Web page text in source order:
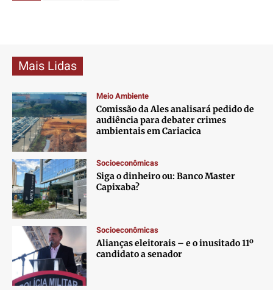
Mais Lidas
Meio Ambiente
Comissão da Ales analisará pedido de
audiência para debater crimes
ambientais em Cariacica
Socioeconômicas
Siga o dinheiro ou: Banco Master
Capixaba?
Socioeconômicas
Alianças eleitorais – e o inusitado 11º
candidato a senador